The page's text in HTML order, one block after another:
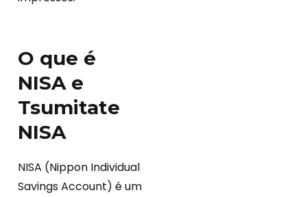
O que é
NISA e
Tsumitate
NISA
NISA (Nippon Individual
Savings Account) é um